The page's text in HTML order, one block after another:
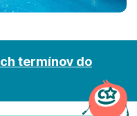
termínov do